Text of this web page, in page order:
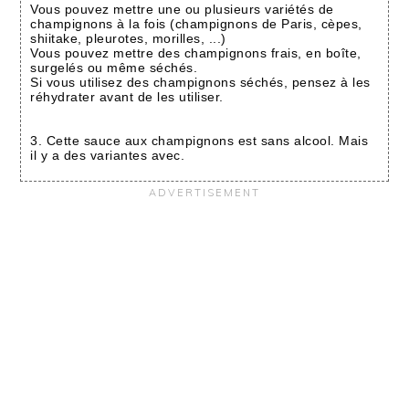
Vous pouvez mettre une ou plusieurs variétés de
champignons à la fois (champignons de Paris, cèpes,
shiitake, pleurotes, morilles, ...)
Vous pouvez mettre des champignons frais, en boîte,
surgelés ou même séchés.
Si vous utilisez des champignons séchés, pensez à les
réhydrater avant de les utiliser.
3. Cette sauce aux champignons est sans alcool. Mais
il y a des variantes avec.